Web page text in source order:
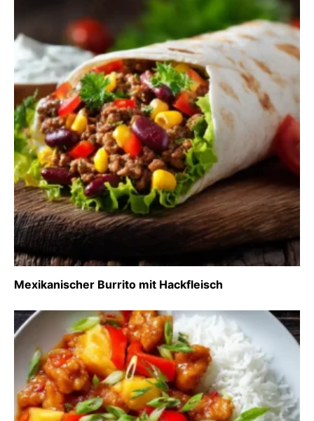
Mexikanischer Burrito mit Hackfleisch